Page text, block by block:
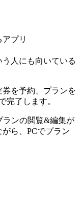
プリ
う人にも向いている
を予約、プランを
了します。
ランの閲覧&編集が
ら、PCでプラン